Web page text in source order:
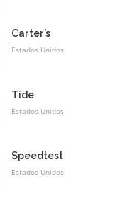
Carter’s
Estados Unidos
Tide
Estados Unidos
Speedtest
Estados Unidos